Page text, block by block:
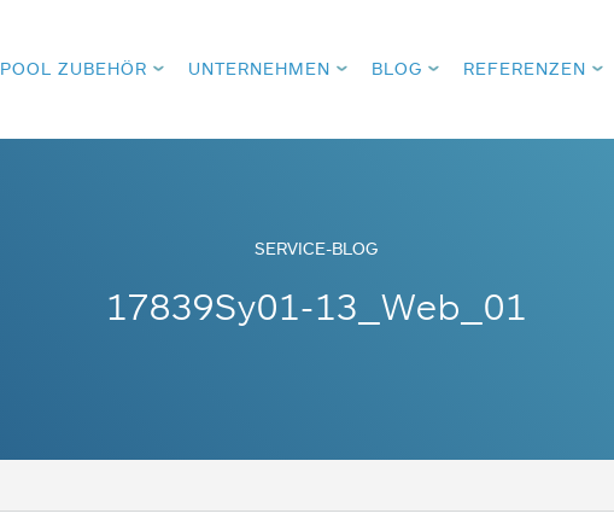
POOL ZUBEHÖR UNTERNEHMEN BLOG REFERENZEN
SERVICE-BLOG
17839Sy01-13_Web_01